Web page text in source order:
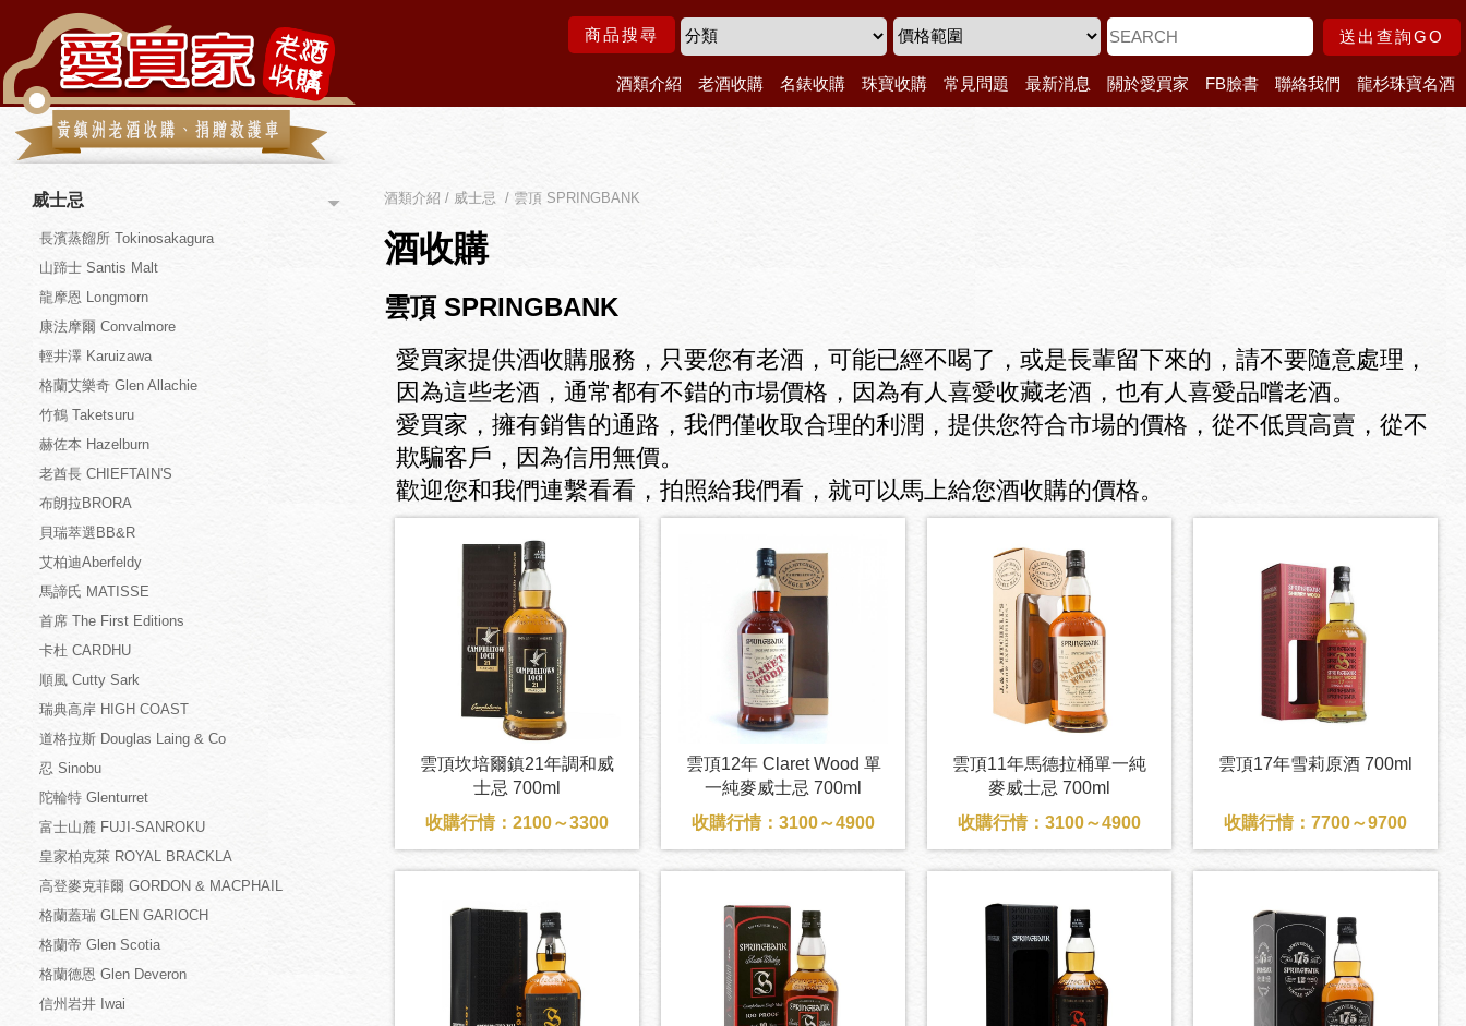
商品搜尋 送出查詢GO
酒類介紹 老酒收購 名錶收購 珠寶收購 常見問題 最新消息 關於愛買家 FB臉書 聯絡我們 龍杉珠寶名酒
威士忌
長濱蒸餾所 Tokinosakagura
山蹄士 Santis Malt
龍摩恩 Longmorn
康法摩爾 Convalmore
輕井澤 Karuizawa
格蘭艾樂奇 Glen Allachie
竹鶴 Taketsuru
赫佐本 Hazelburn
老酋長 CHIEFTAIN'S
布朗拉BRORA
貝瑞萃選BB&R
艾柏迪Aberfeldy
馬諦氏 MATISSE
首席 The First Editions
卡杜 CARDHU
順風 Cutty Sark
瑞典高岸 HIGH COAST
道格拉斯 Douglas Laing & Co
忍 Sinobu
陀輪特 Glenturret
富士山麓 FUJI-SANROKU
皇家柏克萊 ROYAL BRACKLA
高登麥克菲爾 GORDON & MACPHAIL
格蘭蓋瑞 GLEN GARIOCH
格蘭帝 Glen Scotia
格蘭德恩 Glen Deveron
信州岩井 Iwai
酒類介紹 / 威士忌 / 雲頂 SPRINGBANK
酒收購
雲頂 SPRINGBANK
愛買家提供酒收購服務，只要您有老酒，可能已經不喝了，或是長輩留下來的，請不要隨意處理，
因為這些老酒，通常都有不錯的市場價格，因為有人喜愛收藏老酒，也有人喜愛品嚐老酒。
愛買家，擁有銷售的通路，我們僅收取合理的利潤，提供您符合市場的價格，從不低買高賣，從不
欺騙客戶，因為信用無價。
歡迎您和我們連繫看看，拍照給我們看，就可以馬上給您酒收購的價格。
雲頂坎培爾鎮21年調和威
士忌 700ml
收購行情：2100～3300
雲頂12年 Claret Wood 單
一純麥威士忌 700ml
收購行情：3100～4900
雲頂11年馬德拉桶單一純
麥威士忌 700ml
收購行情：3100～4900
雲頂17年雪莉原酒 700ml
收購行情：7700～9700